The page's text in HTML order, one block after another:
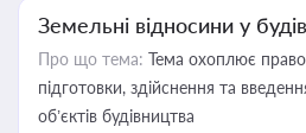
Земельні відносини у
Про що тема: Тема охоплює
підготовки, здійснення та
об’єктів будівництва